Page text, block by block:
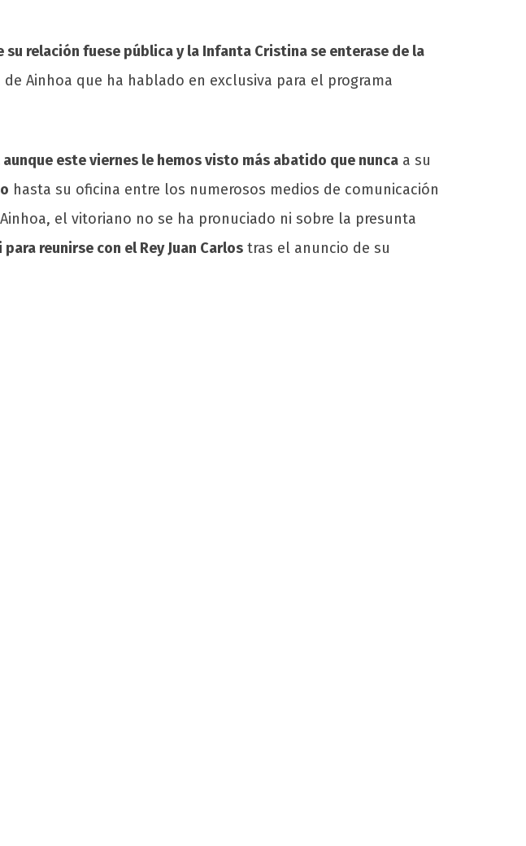
su relación fuese pública y la Infanta Cristina se enterase de la
Ainhoa que ha hablado en exclusiva para el programa
este viernes le hemos visto más abatido que nunca a su
hasta su oficina entre los numerosos medios de comunicación
el vitoriano no se ha pronuciado ni sobre la presunta
reunirse con el Rey Juan Carlos tras el anuncio de su